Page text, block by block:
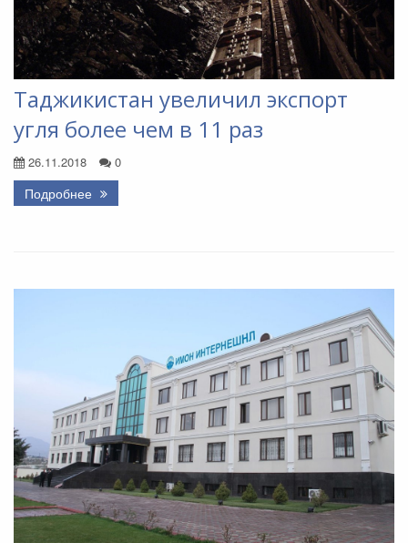
Таджикистан увеличил экспорт
угля более чем в 11 раз
26.11.2018 0
Подробнее